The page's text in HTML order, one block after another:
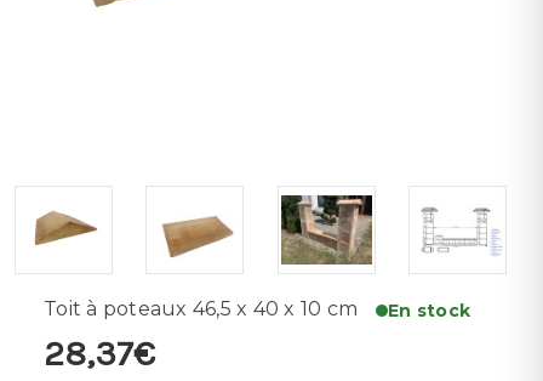
Toit à poteaux 46,5 x 40 x 10 cm En stock
28,37€